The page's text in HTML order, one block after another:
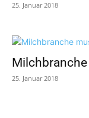
25. Januar 2018
25. Januar 2018